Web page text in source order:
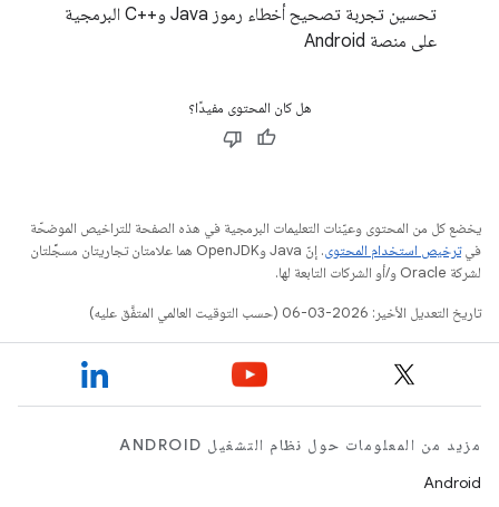
تحسين تجربة تصحيح أخطاء رموز Java وC++‎ البرمجية
على منصة Android
هل كان المحتوى مفيدًا؟
يخضع كل من المحتوى وعيّنات التعليمات البرمجية في هذه الصفحة للتراخيص الموضحّة
فيترخيص استخدام المحتوى
. إنّ Java وOpenJDK هما علامتان تجاريتان مسجَّلتان
لشركة Oracle و/أو الشركات التابعة لها.
تاريخ التعديل الأخير: 2026-03-06 (حسب التوقيت العالمي المتفَّق عليه)
مزيد من المعلومات حول نظام التشغيل ANDROID
Android